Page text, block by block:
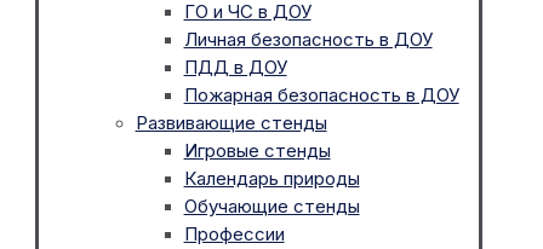
ГО и ЧС в ДОУ
Личная безопасность в ДОУ
ПДД в ДОУ
Пожарная безопасность в ДОУ
Развивающие стенды
Игровые стенды
Календарь природы
Обучающие стенды
Профессии